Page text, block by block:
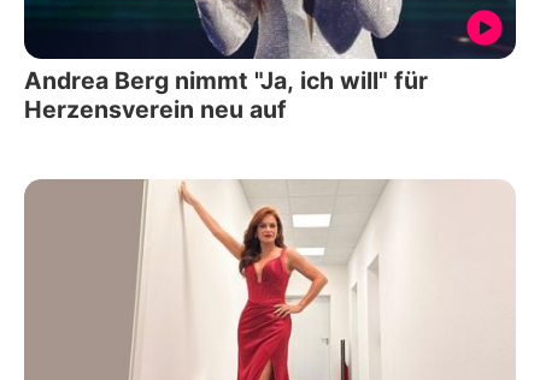
Andrea Berg nimmt "Ja, ich will" für
Herzensverein neu auf